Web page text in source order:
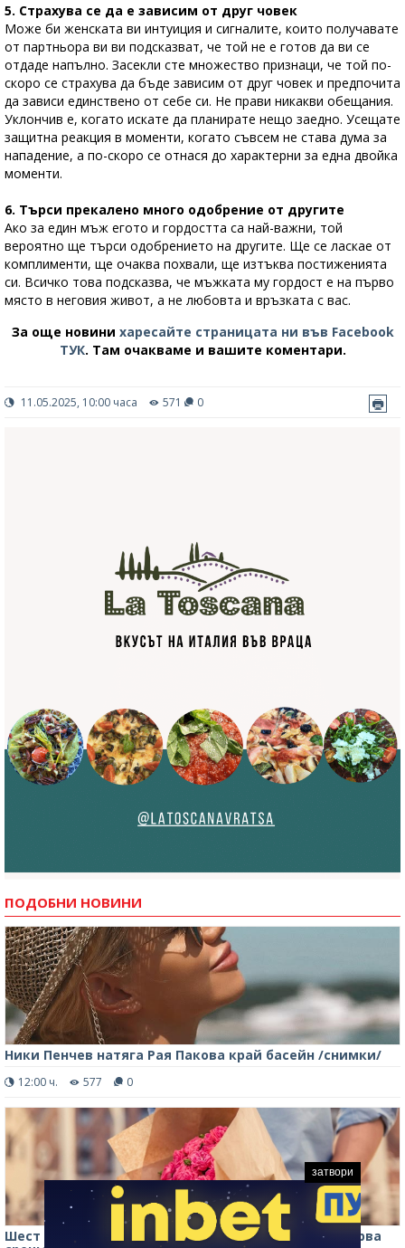
5. Страхува се да е зависим от друг човек
Може би женската ви интуиция и сигналите, които получавате
от партньора ви ви подсказват, че той не е готов да ви се
отдаде напълно. Засекли сте множество признаци, че той по-
скоро се страхува да бъде зависим от друг човек и предпочита
да зависи единствено от себе си. Не прави никакви обещания.
Уклончив е, когато искате да планирате нещо заедно. Усещате
защитна реакция в моменти, когато съвсем не става дума за
нападение, а по-скоро се отнася до характерни за една двойка
моменти.
6. Търси прекалено много одобрение от другите
Ако за един мъж егото и гордостта са най-важни, той
вероятно ще търси одобрението на другите. Ще се ласкае от
комплименти, ще очаква похвали, ще изтъква постиженията
си. Всичко това подсказва, че мъжката му гордост е на първо
място в неговия живот, а не любовта и връзката с вас.
За още новини харесайте страницата ни във Facebook
ТУК. Там очакваме и вашите коментари.
11.05.2025, 10:00 часа 571 0
ПОДОБНИ НОВИНИ
Ники Пенчев натяга Рая Пакова край басейн /снимки/
12:00 ч. 577 0
Шест цветя, които не трябва да подарявате на първа
затвори